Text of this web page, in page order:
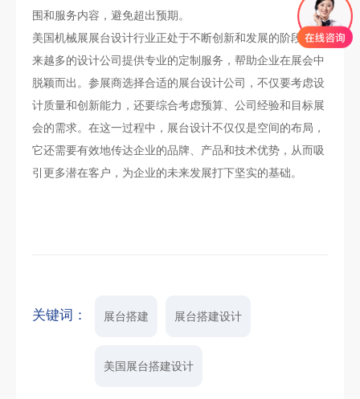
围和服务内容，避免超出预期。
美国机械展展台设计行业正处于不断创新和发展的阶段，越
来越多的设计公司提供专业的定制服务，帮助企业在展会中
脱颖而出。参展商选择合适的展台设计公司，不仅要考虑设
计质量和创新能力，还要综合考虑预算、公司经验和目标展
会的需求。在这一过程中，展台设计不仅仅是空间的布局，
它还需要有效地传达企业的品牌、产品和技术优势，从而吸
引更多潜在客户，为企业的未来发展打下坚实的基础。
关键词： 展台搭建 展台搭建设计
美国展台搭建设计